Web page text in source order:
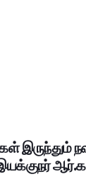
இருந்தும்
இயக்குநர்